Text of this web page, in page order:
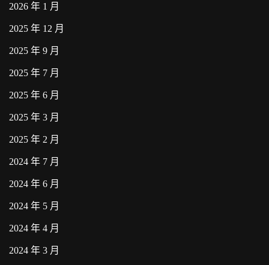
2026 年 1 月
2025 年 12 月
2025 年 9 月
2025 年 7 月
2025 年 6 月
2025 年 3 月
2025 年 2 月
2024 年 7 月
2024 年 6 月
2024 年 5 月
2024 年 4 月
2024 年 3 月